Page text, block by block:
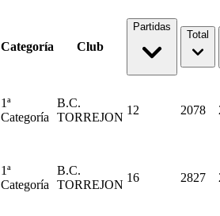
Categoría Club
Partidas
Total
1ª
Categoría
B.C.
TORREJON
12 2078
1ª
Categoría
B.C.
TORREJON
16 2827